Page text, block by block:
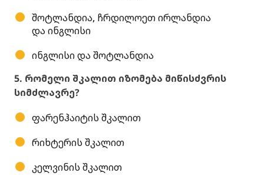
შოტლანდია, ჩრდილოეთ ირლანდია
და ინგლისი
ინგლისი და შოტლანდია
5. რომელი შკალით იზომება მიწისძვრის
სიმძლავრე?
ფარენჰაიტის შკალით
რიხტერის შკალით
კელვინის შკალით